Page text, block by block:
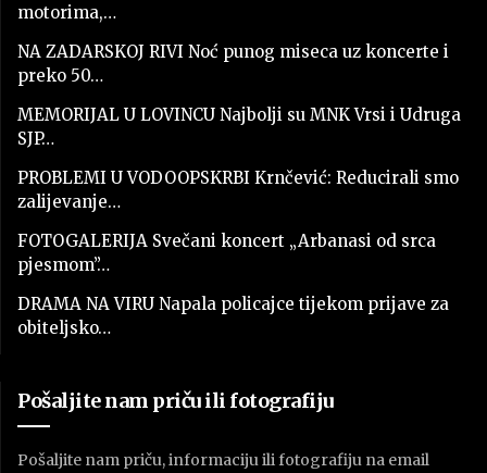
motorima,…
NA ZADARSKOJ RIVI Noć punog miseca uz koncerte i
preko 50…
MEMORIJAL U LOVINCU Najbolji su MNK Vrsi i Udruga
SJP…
PROBLEMI U VODOOPSKRBI Krnčević: Reducirali smo
zalijevanje…
FOTOGALERIJA Svečani koncert „Arbanasi od srca
pjesmom”…
DRAMA NA VIRU Napala policajce tijekom prijave za
obiteljsko…
Pošaljite nam priču ili fotografiju
Pošaljite nam priču, informaciju ili fotografiju na email